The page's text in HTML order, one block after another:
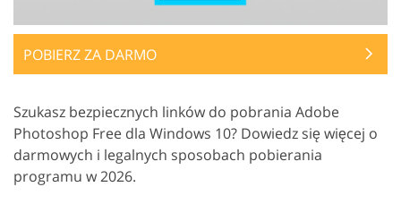
POBIERZ ZA DARMO
Szukasz bezpiecznych linków do pobrania Adobe
Photoshop Free dla Windows 10? Dowiedz się więcej o
darmowych i legalnych sposobach pobierania
programu w 2026.